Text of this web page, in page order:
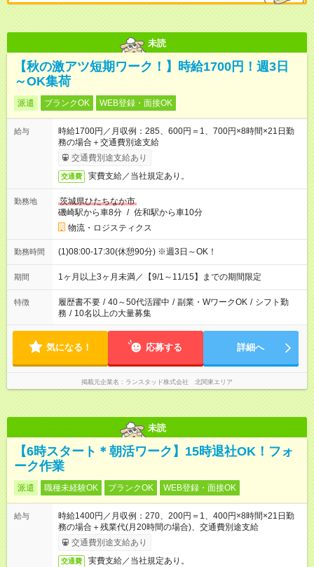
未読
【秋の激アツ短期ワーク！】時給1700円！週3日
～OK集荷
派遣 ブランクOK WEB登録・面接OK
給与
時給1700円／月収例：285、600円＝1、700円×8時間×21日勤
務の場合＋交通費別途支給
交通費別途支給あり
交通費 実費支給／当社規定あり。
勤務地
茨城県ひたちなか市
磯崎駅から車8分 / 佐和駅から車10分
物流・ロジスティクス
勤務時間 (1)08:00-17:30(休憩90分) ※週3日～OK！
期間 1ヶ月以上3ヶ月未満／【9/1～11/15】までの期間限定
特徴 履歴書不要 / 40～50代活躍中 / 副業・WワークOK / シフト勤
務 / 10名以上の大量募集
気になる！ 応募する 詳細へ
掲載元企業名 ランスタッド株式会社 北関東エリア
未読
【6時スタート＊朝活ワーク】15時退社OK！フォ
ーク作業
派遣 職種未経験OK ブランクOK WEB登録・面接OK
給与
時給1400円／月収例：270、200円＝1、400円×8時間×21日勤
務の場合＋残業代(月20時間の場合)、交通費別途支給
交通費別途支給あり
交通費 実費支給／当社規定あり。